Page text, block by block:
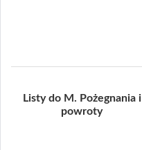
Listy do M. Pożegnania i
powroty